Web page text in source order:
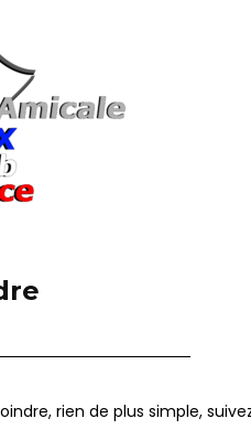
rien de plus simple,